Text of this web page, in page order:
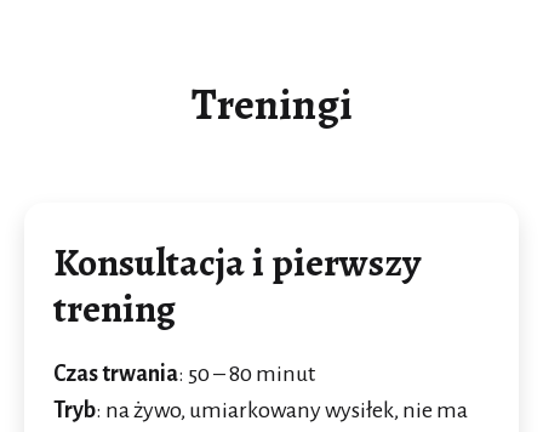
Treningi
Konsultacja i pierwszy
trening
Czas trwania: 50 – 80 minut
Tryb: na żywo, umiarkowany wysiłek, nie ma